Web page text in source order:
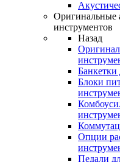
Оригинальные
инструментов
Назад
Блоки
Опции
Педали